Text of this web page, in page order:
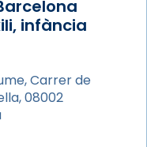
de tot
i terra
aigualits;
els dits»,
infància
Carrer de
08002